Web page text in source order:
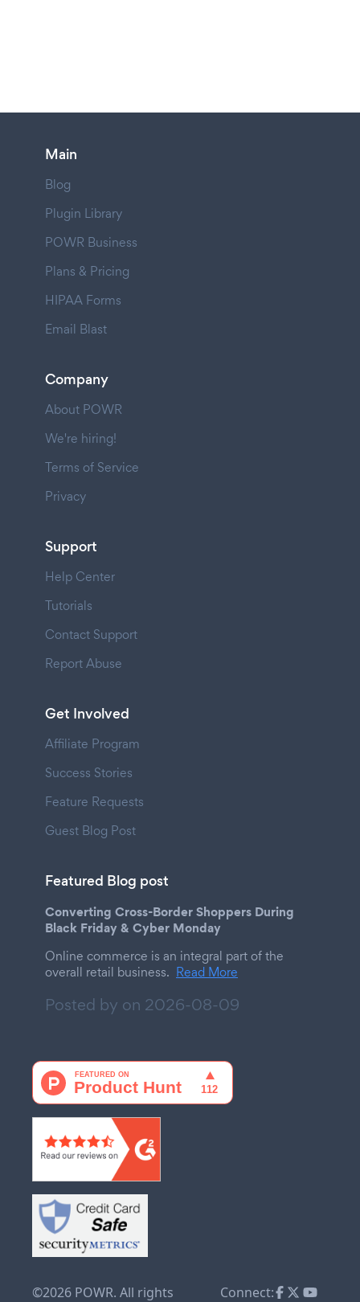
Main
Blog
Plugin Library
POWR Business
Plans & Pricing
HIPAA Forms
Email Blast
Company
About POWR
We're hiring!
Terms of Service
Privacy
Support
Help Center
Tutorials
Contact Support
Report Abuse
Get Involved
Affiliate Program
Success Stories
Feature Requests
Guest Blog Post
Featured Blog post
Converting Cross-Border Shoppers During
Black Friday & Cyber Monday
Online commerce is an integral part of the
overall retail business. Read More
Posted by on 2026-08-09
©2026 POWR. All rights Connect: